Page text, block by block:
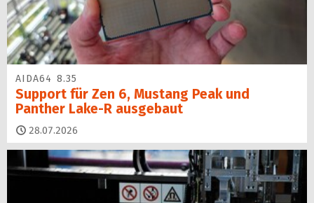
AIDA64 8.35
Support für Zen 6, Mustang Peak und
Panther Lake-R ausgebaut
28.07.2026